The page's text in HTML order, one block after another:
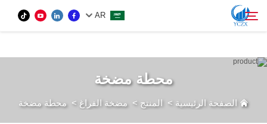
var images = document.getElementsByTagName('img'); for (var i = 0; i <
images.length; i++) { if (!images[i].getAttribute('alt')) { images[i].setAttribute('alt', ''); } }
AR
من نحن
محطة مضخة
الصفحة الرئيسية > المنتج >مضخة الفراغ >محطة مضخة